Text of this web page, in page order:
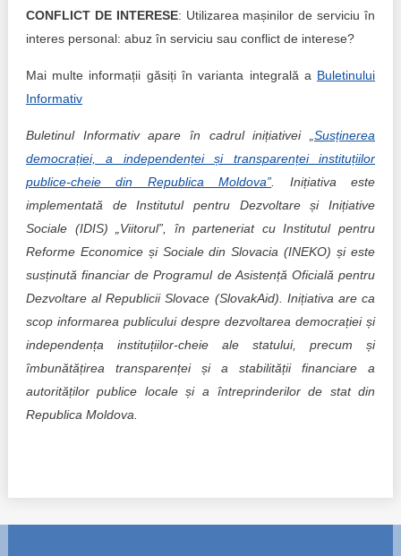
CONFLICT DE INTERESE: Utilizarea mașinilor de serviciu în
interes personal: abuz în serviciu sau conflict de interese?
Mai multe informații găsiți în varianta integrală a Buletinului
Informativ
Buletinul Informativ apare în cadrul inițiativei „Susținerea
democrației, a independenței și transparenței instituțiilor
publice-cheie din Republica Moldova” . Inițiativa este
implementată de Institutul pentru Dezvoltare și Inițiative
Sociale (IDIS) „Viitorul”, în parteneriat cu Institutul pentru
Reforme Economice și Sociale din Slovacia (INEKO) și este
susținută financiar de Programul de Asistență Oficială pentru
Dezvoltare al Republicii Slovace (SlovakAid). Inițiativa are ca
scop informarea publicului despre dezvoltarea democrației și
independența instituțiilor-cheie ale statului, precum și
îmbunătățirea transparenței și a stabilității financiare a
autorităților publice locale și a întreprinderilor de stat din
Republica Moldova.